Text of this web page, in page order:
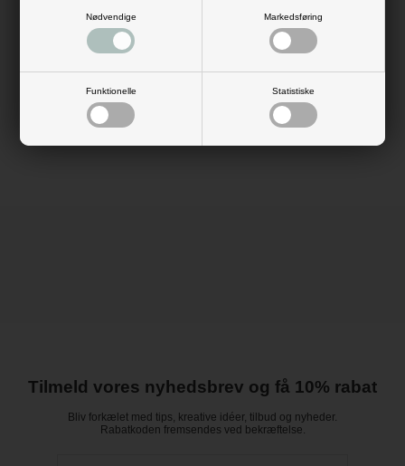
Nødvendige Markedsføring
Funktionelle Statistiske
Lav eller køb enkeltebordkort
, og sæt dem i hver deres bordkortholder.
De flotte trekanter er smuk bordpynt i sig selv, men uden at stjæle hele
Materiale: metal
Tilmeld vores nyhedsbrev og få 10% rabat
Bliv forkælet med tips, kreative idéer, tilbud og nyheder.
Rabatkoden fremsendes ved bekræftelse.